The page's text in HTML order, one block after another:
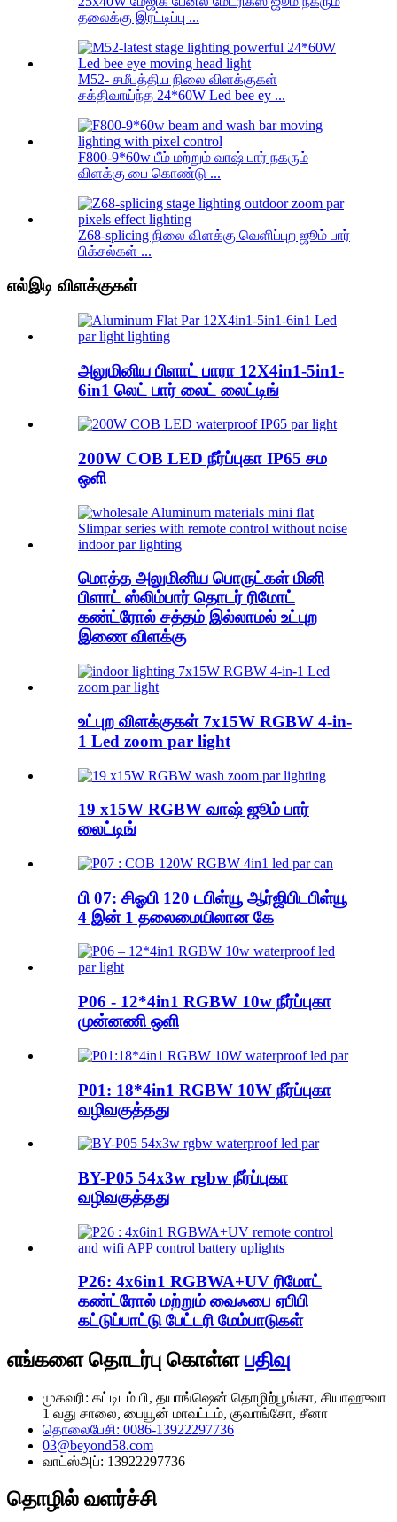
தலைக்கு இரட்டிப்பு ...
M52- சமீபத்திய நிலை விளக்குகள்
சக்திவாய்ந்த 24*60W Led bee ey ...
F800-9*60w பீம் மற்றும் வாஷ் பார் நகரும்
விளக்கு பை கொண்டு ...
Z68-splicing நிலை விளக்கு வெளிப்புற ஜூம் பார்
பிக்சல்கள் ...
எல்இடி விளக்குகள்
அலுமினிய பிளாட் பாரா 12X4in1-5in1-
6in1 லெட் பார் லைட் லைட்டிங்
200W COB LED நீர்ப்புகா IP65 சம
ஒளி
மொத்த அலுமினிய பொருட்கள் மினி
பிளாட் ஸ்லிம்பார் தொடர் ரிமோட்
கண்ட்ரோல் சத்தம் இல்லாமல் உட்புற
இணை விளக்கு
உட்புற விளக்குகள் 7x15W RGBW 4-in-
1 Led zoom par light
19 x15W RGBW வாஷ் ஜூம் பார்
லைட்டிங்
பி 07: சிஓபி 120 டபிள்யூ ஆர்ஜிபிடபிள்யூ
4 இன் 1 தலைமையிலான கே
P06 - 12*4in1 RGBW 10w நீர்ப்புகா
முன்னணி ஒளி
P01: 18*4in1 RGBW 10W நீர்ப்புகா
வழிவகுத்தது
BY-P05 54x3w rgbw நீர்ப்புகா
வழிவகுத்தது
P26: 4x6in1 RGBWA+UV ரிமோட்
கண்ட்ரோல் மற்றும் வைஃபை ஏபிபி
கட்டுப்பாட்டு பேட்டரி மேம்பாடுகள்
எங்களை தொடர்பு கொள்ளபதிவு
முகவரி: கட்டிடம் பி, தயாங்ஷென் தொழிற்பூங்கா, சியாஹுவா
1 வது சாலை, பையூன் மாவட்டம், குவாங்சோ, சீனா
தொலைபேசி: 0086-13922297736
03@beyond58.com
வாட்ஸ்அப்: 13922297736
தொழில் வளர்ச்சி